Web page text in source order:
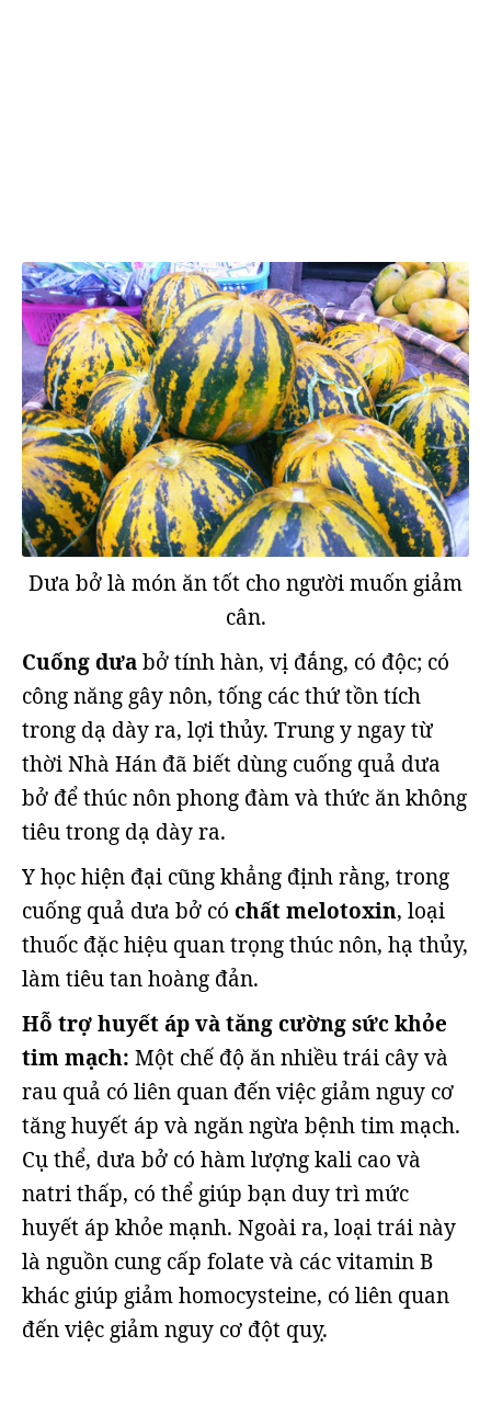
Dưa bở là món ăn tốt cho người muốn giảm
cân.
Cuống dưabở tính hàn, vị đắng, có độc; có
công năng gây nôn, tống các thứ tồn tích
trong dạ dày ra, lợi thủy. Trung y ngay từ
thời Nhà Hán đã biết dùng cuống quả dưa
bở để thúc nôn phong đàm và thức ăn không
tiêu trong dạ dày ra.
Y học hiện đại cũng khẳng định rằng, trong
cuống quả dưa bở có chất melotoxin, loại
thuốc đặc hiệu quan trọng thúc nôn, hạ thủy,
làm tiêu tan hoàng đản.
Hỗ trợ huyết áp và tăng cường sức khỏe
tim mạch: Một chế độ ăn nhiều trái cây và
rau quả có liên quan đến việc giảm nguy cơ
tăng huyết áp và ngăn ngừa bệnh tim mạch.
Cụ thể, dưa bở có hàm lượng kali cao và
natri thấp, có thể giúp bạn duy trì mức
huyết áp khỏe mạnh. Ngoài ra, loại trái này
là nguồn cung cấp folate và các vitamin B
khác giúp giảm homocysteine, có liên quan
đến việc giảm nguy cơ đột quỵ.